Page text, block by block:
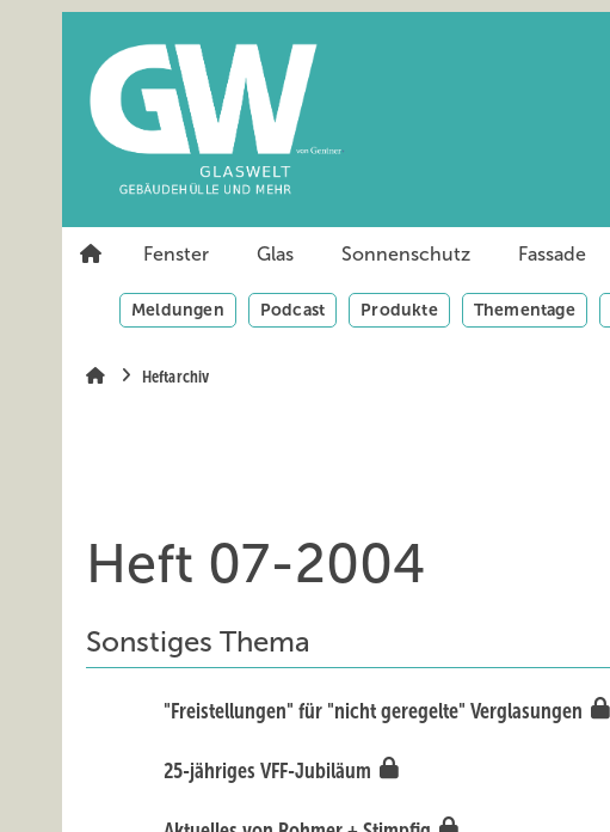
Fenster Glas Sonnenschutz Fassade
Meldungen Podcast Produkte Thementage
Heftarchiv
Heft 07-2004
Sonstiges Thema
"Freistellungen" für "nicht geregelte" Verglasungen
25-jähriges VFF-Jubiläum